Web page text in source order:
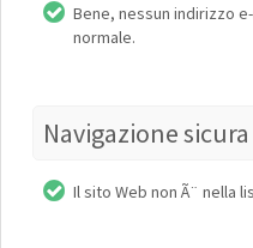
Bene, nessun indirizzo
normale.
Navigazione sicura
Il sito Web non Ã¨ nella